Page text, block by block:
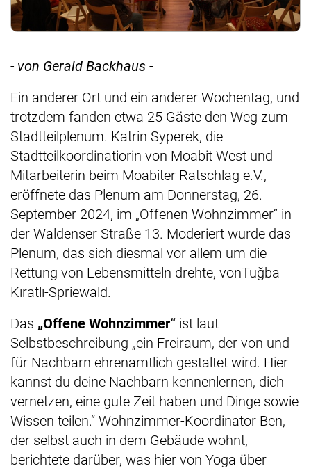
- von Gerald Backhaus -
Ein anderer Ort und ein anderer Wochentag, und
trotzdem fanden etwa 25 Gäste den Weg zum
Stadtteilplenum. Katrin Syperek, die
Stadtteilkoordinatiorin von Moabit West und
Mitarbeiterin beim Moabiter Ratschlag e.V.,
eröffnete das Plenum am Donnerstag, 26.
September 2024, im „Offenen Wohnzimmer“ in
der Waldenser Straße 13. Moderiert wurde das
Plenum, das sich diesmal vor allem um die
Rettung von Lebensmitteln drehte, vonTuğba
Kıratlı-Spriewald.
Das „Offene Wohnzimmer“ ist laut
Selbstbeschreibung „ein Freiraum, der von und
für Nachbarn ehrenamtlich gestaltet wird. Hier
kannst du deine Nachbarn kennenlernen, dich
vernetzen, eine gute Zeit haben und Dinge sowie
Wissen teilen.“ Wohnzimmer-Koordinator Ben,
der selbst auch in dem Gebäude wohnt,
berichtete darüber, was hier von Yoga über